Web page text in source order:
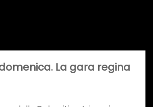
La gara regina